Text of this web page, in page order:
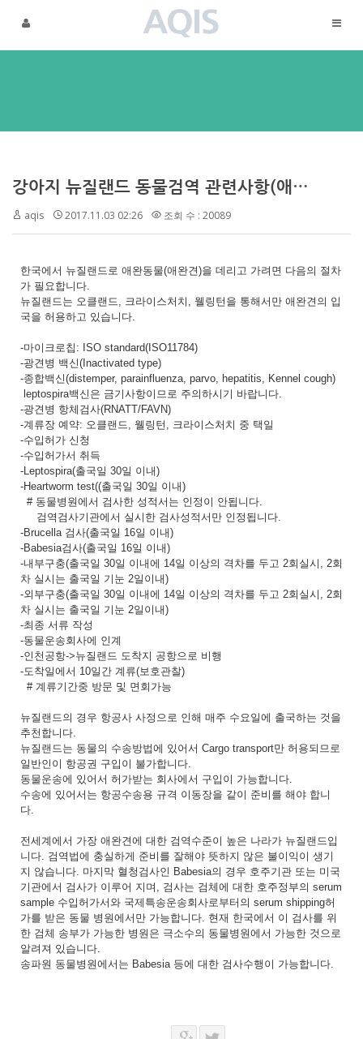
메뉴 건너뛰기
강아지 뉴질랜드 동물검역 관련사항(애완견 뉴질랜드 검역)
aqis 2017.11.03 02:26 조회 수 : 20089
한국에서 뉴질랜드로 애완동물(애완견)을 데리고 가려면 다음의 절차
가 필요합니다.
뉴질랜드는 오클랜드, 크라이스처치, 웰링턴을 통해서만 애완견의 입
국을 허용하고 있습니다.
-마이크로칩: ISO standard(ISO11784)
-광견병 백신(Inactivated type)
-종합백신(distemper, parainfluenza, parvo, hepatitis, Kennel cough)
leptospira백신은 금기사항이므로 주의하시기 바랍니다.
-광견병 항체검사(RNATT/FAVN)
-계류장 예약: 오클랜드, 웰링턴, 크라이스처치 중 택일
-수입허가 신청
-수입허가서 취득
-Leptospira(출국일 30일 이내)
-Heartworm test((출국일 30일 이내)
# 동물병원에서 검사한 성적서는 인정이 안됩니다.
검역검사기관에서 실시한 검사성적서만 인정됩니다.
-Brucella 검사(출국일 16일 이내)
-Babesia검사(출국일 16일 이내)
-내부구충(출국일 30일 이내에 14일 이상의 격차를 두고 2회실시, 2회
차 실시는 출국일 기눈 2일이내)
-외부구충(출국일 30일 이내에 14일 이상의 격차를 두고 2회실시, 2회
차 실시는 출국일 기눈 2일이내)
-최종 서류 작성
-동물운송회사에 인계
-인천공항->뉴질랜드 도착지 공항으로 비행
-도착일에서 10일간 계류(보호관찰)
# 계류기간중 방문 및 면회가능
뉴질랜드의 경우 항공사 사정으로 인해 매주 수요일에 출국하는 것을
추천합니다.
뉴질랜드는 동물의 수송방법에 있어서 Cargo transport만 허용되므로
일반인이 항공권 구입이 불가합니다.
동물운송에 있어서 허가받는 회사에서 구입이 가능합니다.
수송에 있어서는 항공수송용 규격 이동장을 같이 준비를 해야 합니
다.
전세계에서 가장 애완견에 대한 검역수준이 높은 나라가 뉴질랜드입
니다. 검역법에 충실하게 준비를 잘해야 뜻하지 않은 불이익이 생기
지 않습니다. 마지막 혈청검사인 Babesia의 경우 호주기관 또는 미국
기관에서 검사가 이루어 지며, 검사는 검체에 대한 호주정부의 serum
sample 수입허가서와 국제특송운송회사로부터의 serum shipping허
가를 받은 동물 병원에서만 가능합니다. 현재 한국에서 이 검사를 위
한 검체 송부가 가능한 병원은 극소수의 동물병원에서 가능한 것으로
알려져 있습니다.
송파원 동물병원에서는 Babesia 등에 대한 검사수행이 가능합니다.